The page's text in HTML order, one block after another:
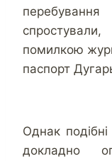
помилкою
паспорт
Однак
докладно